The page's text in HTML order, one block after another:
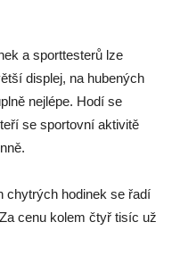
a sporttesterů lze
displej, na hubených
nejlépe. Hodí se
se sportovní aktivitě
chytrých hodinek se řadí
cenu kolem čtyř tisíc už